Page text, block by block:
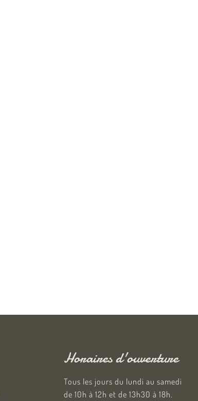
Horaires d'ouverture
Tous les jours du lundi au samedi
de 10h à 12h et de 13h30 à 18h.